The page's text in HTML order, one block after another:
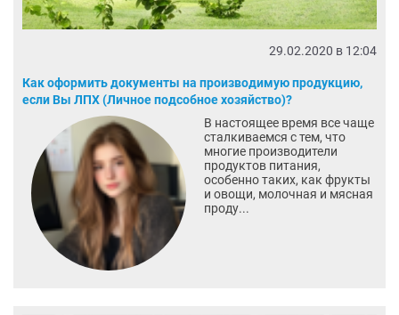
29.02.2020 в 12:04
Как оформить документы на производимую продукцию,
если Вы ЛПХ (Личное подсобное хозяйство)?
В настоящее время все чаще
сталкиваемся с тем, что
многие производители
продуктов питания,
особенно таких, как фрукты
и овощи, молочная и мясная
проду...